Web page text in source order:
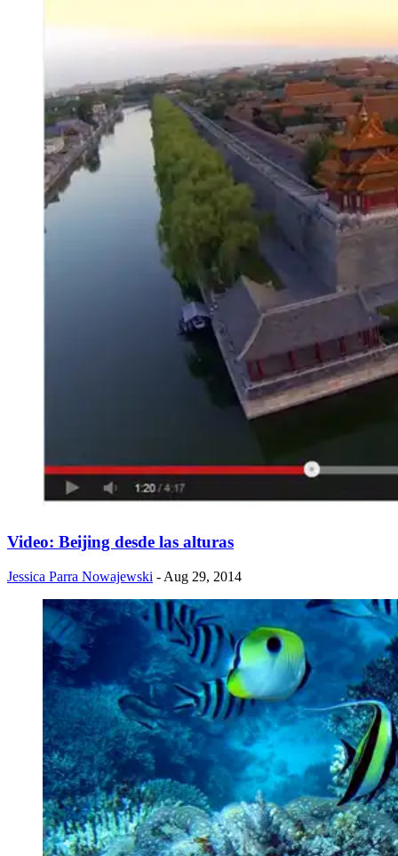
Video: Beijing desde las alturas
Jessica Parra Nowajewski - Aug 29, 2014